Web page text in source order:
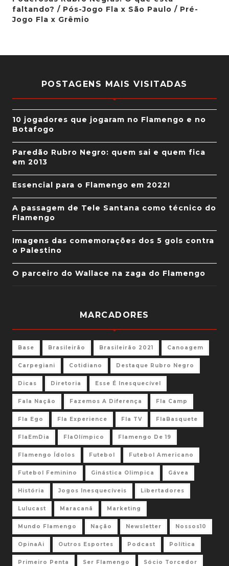
faltando? / Pós-Jogo Fla x São Paulo / Pré-
Jogo Fla x Grêmio
POSTAGENS MAIS VISITADAS
10 jogadores que jogaram no Flamengo e no
Botafogo
Paredão Rubro Negro: quem sai e quem fica
em 2013
Essencial para o Flamengo em 2022!
A passagem de Tele Santana como técnico do
Flamengo
Imagens das comemorações dos 5 gols contra
o Palestino
O parceiro do Wallace na zaga do Flamengo
MARCADORES
Base Brasileirão Brasileirão 2021 Canoagem
Carpegiani Cotidiano Destaque Rubro Negro
Dicas Diretoria Esse É Inesquecível
Fala Nação Fazemos A Diferença Fla Camp
Fla Ego Fla Experience Fla TV FlaBasquete
FlaEmDia FlaOlímpico Flamengo De 19
Flamengo Ídolos Futebol Futebol Americano
Futebol Feminino Ginástica Olimpica Gávea
História Jogos Inesquecíveis Libertadores
Lulucast Maracanã Marketing
Mundo Flamengo Nação Newsletter Nossos10
OpinaAi Outros Esportes Podcast Política
Primeiro Penta Ser Flamengo Sócio Torcedor